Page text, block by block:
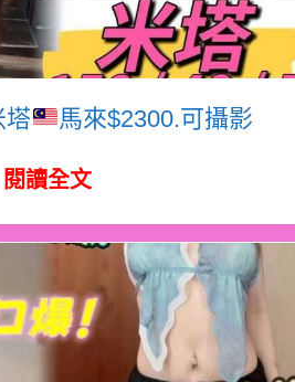
塔
馬來$2300.可攝影
閱讀全文